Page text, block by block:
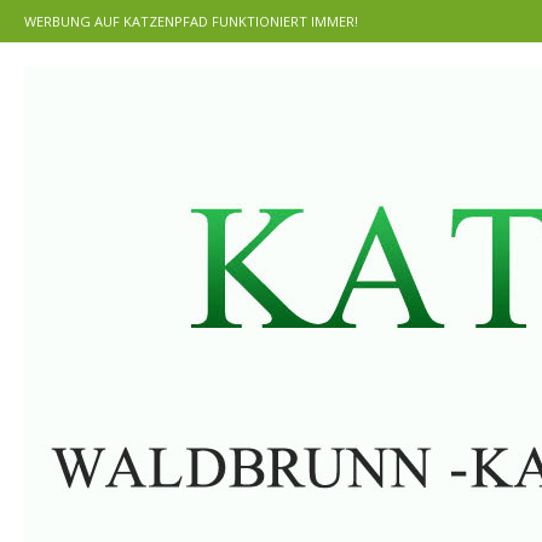
WERBUNG AUF KATZENPFAD FUNKTIONIERT IMMER!